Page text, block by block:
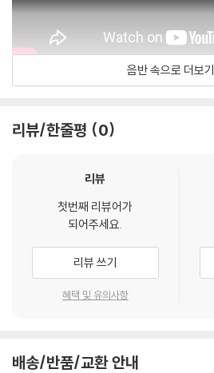
음반 속으로 더보기
리뷰/한줄평 0
리뷰
첫번째 리뷰어가
되어주세요.
리뷰 쓰기
혜택 및 유의사항
배송/반품/교환 안내